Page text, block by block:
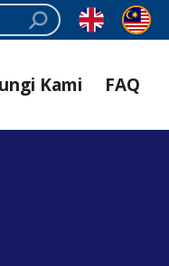
Kami FAQ